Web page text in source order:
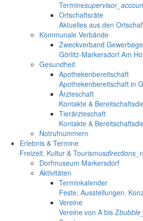
Termine
Ortschaftsräte
Aktuelles aus den
Kommunale Verbände
Zweckverband
Görlitz-Markersdorf Am
Gesundheit
Apothekenbereitschaft
Apothekenbereitschaft in
Ärzteschaft
Kontakte &
Tierärzteschaft
Kontakte &
Notrufnummern
Erlebnis & Termine
Freizeit, Kultur & Tourismus
Dorfmuseum Markersdorf
Aktivitäten
Terminkalender
Feste, Ausstellungen,
Vereine
Vereine von A bis Z